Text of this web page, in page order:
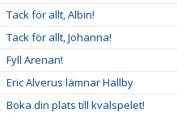
Tack för allt, Albin!
Tack för allt, Johanna!
Fyll Arenan!
Eric Alverus lämnar Hallby
Boka din plats till kvalspelet!